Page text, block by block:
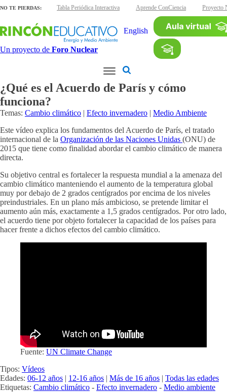
NO TE PIERDAS:
interactivas Tabla Periódica Interactiva Aprende ConCiencia Proyecto
Un proyecto de Foro Nuclear
English
¿Qué es el Acuerdo de París y cómo
funciona?
Temas: Cambio climático | Efecto invernadero | Medio Ambiente
Este vídeo explica los fundamentos del Acuerdo de París, el tratado
internacional de la Organización de las Naciones Unidas (ONU) de
2015 que tiene como finalidad abordar el cambio climático de manera
directa.
Su objetivo central es fortalecer la respuesta mundial a la amenaza del
cambio climático manteniendo el aumento de la temperatura global
muy por debajo de 2 grados centígrados por encima de los niveles
preindustriales. En un plano más ambicioso, se pretende limitar el
aumento aún más, exactamente a 1,5 grados centígrados. Por otro lado,
el acuerdo tiene por objeto fortalecer la capacidad de los países para
hacer frente a dichos efectos del cambio climático.
Fuente: UN Climate Change
Tipos: Vídeos
Edades: 06-12 años | 12-16 años | Más de 16 años | Todas las edades
Etiquetas: Cambio climático - Efecto invernadero - Medio ambiente